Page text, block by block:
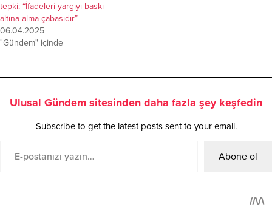
tepki: “İfadeleri yargıyı baskı
altına alma çabasıdır”
06.04.2025
"Gündem" içinde
Ulusal Gündem sitesinden daha fazla şey keşfedin
Subscribe to get the latest posts sent to your email.
Abone ol